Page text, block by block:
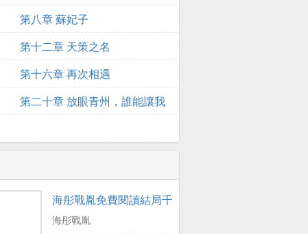
第八章 蘇妃子
第十二章 天策之名
第十六章 再次相遇
第二十章 放眼青州，誰能讓我
海彤戰胤免費閱讀結局千億總裁寵妻成狂
海彤戰胤